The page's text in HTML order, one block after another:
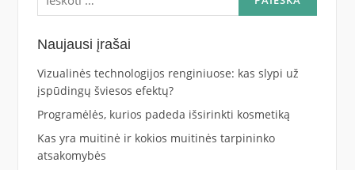
Naujausi įrašai
Vizualinės technologijos renginiuose: kas slypi už
įspūdingų šviesos efektų?
Programėlės, kurios padeda išsirinkti kosmetiką
Kas yra muitinė ir kokios muitinės tarpininko
atsakomybės